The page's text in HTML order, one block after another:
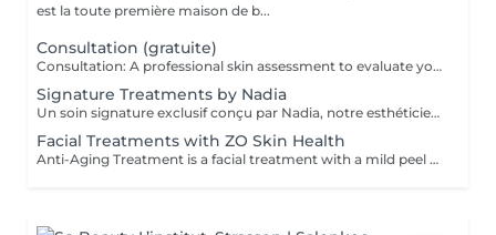
est la toute première maison de b...
Consultation (gratuite)
Consultation: A professional skin assessment to evaluate your skin condition, discuss your concerns, and recommend the most suitable treatments and home care routine. Consultation&First Procedure: A professional skin assessment to evaluate your skin condition, discuss your concerns, and recommend the most suitable treatments and home care routine. Followed by a customised treatment designed to address your skin's immediate needs. The price will depend on the type of procedure.
Signature Treatments by Nadia
Un soin signature exclusif conçu par Nadia, notre esthéticienne, spécialement dédié aux zones délicates du contour des yeux et du cou. Ce traitement procure une hydratation intense et améliore l'élasticité de la peau, contribuant à restaurer sa fermeté, sa souplesse et un aspect visiblement plus frais et revitalisé. Le soin aide à atténuer l'apparence des ridules, apporte un léger effet éclaircissant au contour des yeux et offre un effet liftant naturel pour un regard reposé et une apparence plus jeune. Une autre option associe ce soin intensif hydratant pour les yeux et le cou à un soin complet du visage, pour une expérience de beauté encore plus complète et des résultats optimaux.
Facial Treatments with ZO Skin Health
Anti-Aging Treatment is a facial treatment with a mild peel designed to restore hydration, smooth dry, rough texture, soften lines and strengthen skin to prevent future aging and skin damage. Redness Treatment is a facial treatment with a mild peel designed to calm skin and minimize symptoms associated with red, sensitized skin, including rosacea. Ultra Hydration Treatment is a facial treatment with a mild peel designed to soothe skin and restore hydration in dry, dehydrated skin. Skin Brightening Treatment is a facial treatment with a mild peel designed to target mild discoloration and restore a more even skin tone. Acne + Oil Control Treatment is a facial treatment with a mild peel to decongest pores, absorb excess surface oil, target blemishes and prevent future breakouts. Enzyme Facial Treatment is a gentle, effective facial treatment with enzymatic exfoliation to revive dull skin, replenish hydration, soothe skin and restore healthy skin barrier to strengthen skin. Stimulator Peel is the perfect lunchtime peel, gentle enough for all skin types. An effective blend of AHAs provide immediately healthier, glowing skin with no downtime. Added antioxidants and anti-irritants neutralize free radicals and calm the skin.